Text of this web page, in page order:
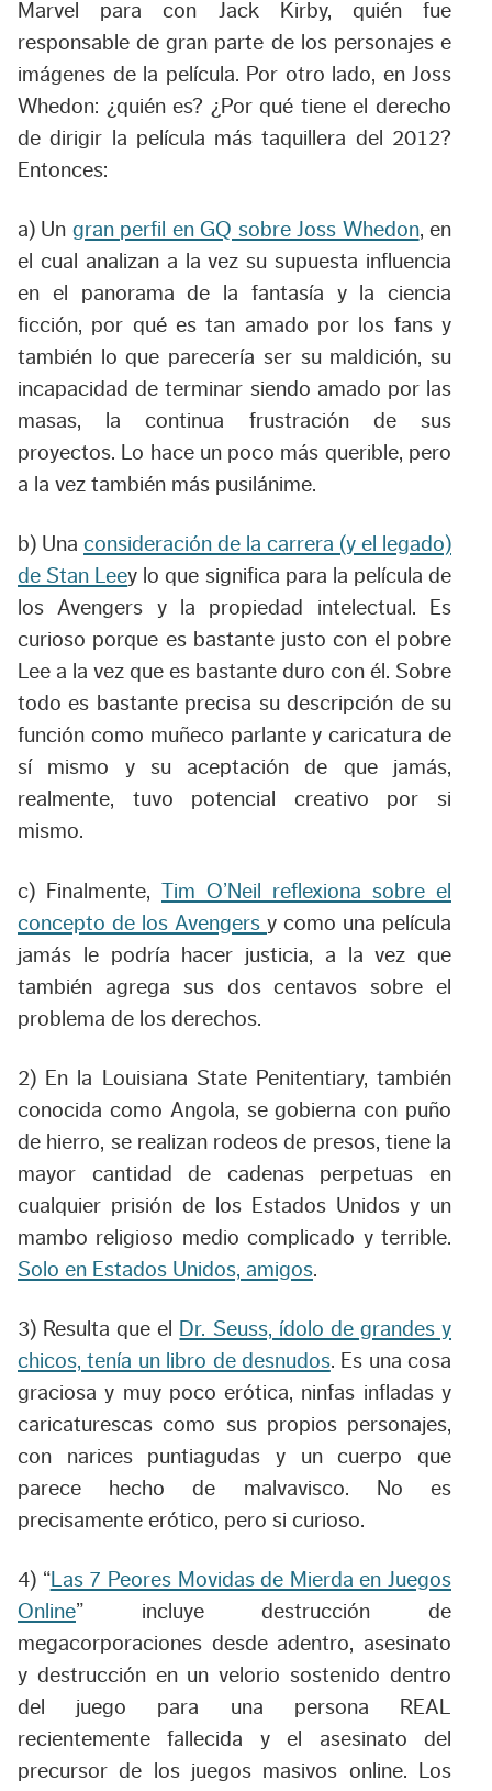
Marvel para con Jack Kirby, quién fue
responsable de gran parte de los personajes e
imágenes de la película. Por otro lado, en Joss
Whedon: ¿quién es? ¿Por qué tiene el derecho
de dirigir la película más taquillera del 2012?
Entonces:
a) Un gran perfil en GQ sobre Joss Whedon, en
el cual analizan a la vez su supuesta influencia
en el panorama de la fantasía y la ciencia
ficción, por qué es tan amado por los fans y
también lo que parecería ser su maldición, su
incapacidad de terminar siendo amado por las
masas, la continua frustración de sus
proyectos. Lo hace un poco más querible, pero
a la vez también más pusilánime.
b) Una consideración de la carrera (y el legado)
de Stan Leey lo que significa para la película de
los Avengers y la propiedad intelectual. Es
curioso porque es bastante justo con el pobre
Lee a la vez que es bastante duro con él. Sobre
todo es bastante precisa su descripción de su
función como muñeco parlante y caricatura de
sí mismo y su aceptación de que jamás,
realmente, tuvo potencial creativo por si
mismo.
c) Finalmente, Tim O’Neil reflexiona sobre el
concepto de los Avengers y como una película
jamás le podría hacer justicia, a la vez que
también agrega sus dos centavos sobre el
problema de los derechos.
2) En la Louisiana State Penitentiary, también
conocida como Angola, se gobierna con puño
de hierro, se realizan rodeos de presos, tiene la
mayor cantidad de cadenas perpetuas en
cualquier prisión de los Estados Unidos y un
mambo religioso medio complicado y terrible.
Solo en Estados Unidos, amigos.
3) Resulta que el
Dr. Seuss, ídolo de grandes y
chicos, tenía un libro de desnudos. Es una cosa
graciosa y muy poco erótica, ninfas infladas y
caricaturescas como sus propios personajes,
con narices puntiagudas y un cuerpo que
parece hecho de malvavisco. No es
precisamente erótico, pero si curioso.
4) “Las 7 Peores Movidas de Mierda en Juegos
Online” incluye destrucción de
megacorporaciones desde adentro, asesinato
y destrucción en un velorio sostenido dentro
del juego para una persona REAL
recientemente fallecida y el asesinato del
precursor de los juegos masivos online. Los